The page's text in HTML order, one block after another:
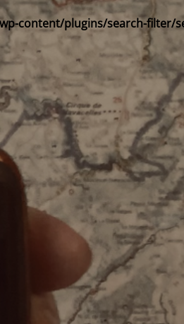
content/plugins/search-filter/